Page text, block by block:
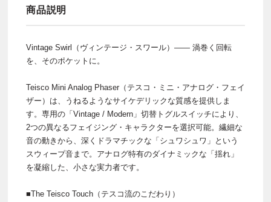
商品説明
Vintage Swirl（ヴィンテージ・スワール）―― 渦巻く回転
を、そのポケットに。
Teisco Mini Analog Phaser（テスコ・ミニ・アナログ・フェイ
ザー）は、うねるようなサイケデリックな質感を提供しま
す。専用の「Vintage / Modern」切替トグルスイッチにより、
2つの異なるフェイジング・キャラクターを選択可能。繊細な
音の動きから、深くドラマチックな「シュワシュワ」という
スウィープ音まで。アナログ特有のダイナミックな「揺れ」
を凝縮した、小さな実力者です。
■The Teisco Touch（テスコ流のこだわり）